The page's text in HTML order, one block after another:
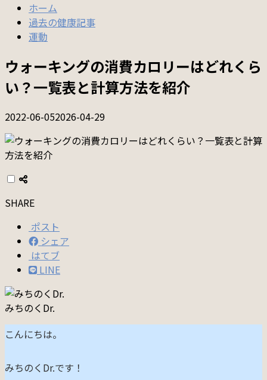
ホーム
過去の健康記事
運動
ウォーキングの消費カロリーはどれくら
い？一覧表と計算方法を紹介
2022-06-052026-04-29
SHARE
ポスト
シェア
はてブ
LINE
みちのくDr.
こんにちは。
みちのくDr.です！